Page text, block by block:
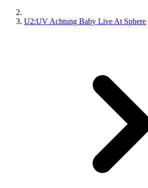
U2:UV Achtung Baby Live At Sphere